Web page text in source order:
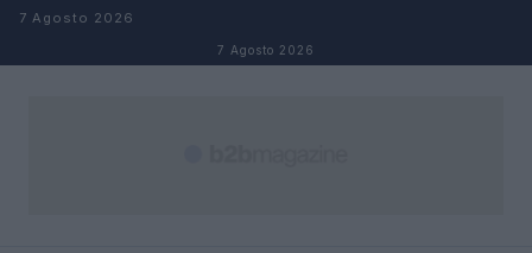
Salta al contenuto
7 Agosto 2026
7 Agosto 2026